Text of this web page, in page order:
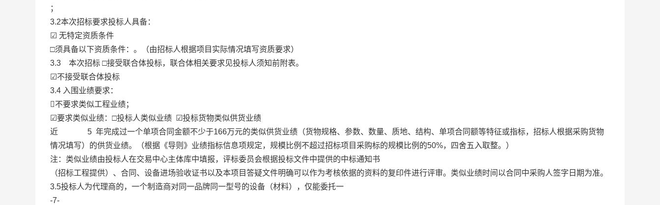
；
3.2本次招标要求投标人具备：
☑ 无特定资质条件
□须具备以下资质条件：。（由招标人根据项目实际情况填写资质要求）
3.3 本次招标 □接受联合体投标，联合体相关要求见投标人须知前附表。
☑不接受联合体投标
3.4 入围业绩要求：
不要求类似工程业绩；
☑要求类似业绩：□投标人类似业绩 ☑投标货物类似供货业绩
近 5 年完成过一个单项合同金额不少于166万元的类似供货业绩（货物规格、参数、数量、质地、结构、单项合同额等特征或指标，招标人根据采购货物
情况填写）的供货业绩。（根据《导则》业绩指标信息项规定，规模比例不超过招标项目采购标的规模比例的50%，四舍五入取整。）
注：类似业绩由投标人在交易中心主体库中填报，评标委员会根据投标文件中提供的中标通知书
（招标工程提供）、合同、设备进场验收证书以及本项目答疑文件明确可以作为考核依据的资料的复印件进行评审。类似业绩时间以合同中采购人签字日期为准。
3.5投标人为代理商的，一个制造商对同一品牌同一型号的设备（材料），仅能委托一
-7-